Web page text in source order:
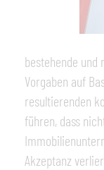
bestehende
Vorgaben auf
resultierenden
führen, dass
Akzeptanz